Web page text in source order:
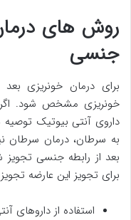
روش های
جنسی
برای درمان خونریزی
خونریزی مشخص شود. اگر
داروی آنتی بیوتیک
به سرطان، درمان سرطان
بعد از رابطه جنسی
برای تجویز این عارضه
استفاده از داروهای